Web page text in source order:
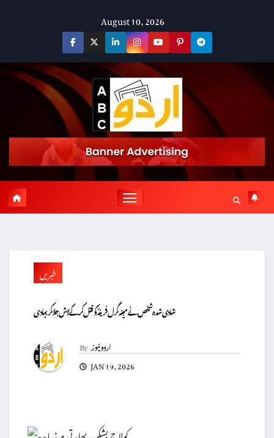
August 10, 2026
خبریں
شادی شدہ شخص نے مبینہ گرل فرینڈ کو قتل کرکے لاش جلا کر بہا دی
Byاردو نیوز
JAN 19, 2026